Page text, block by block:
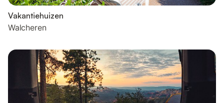
Vakantiehuizen
Walcheren